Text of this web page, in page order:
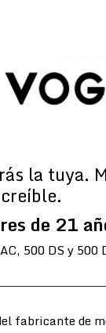
la tuya.
de 21
500 DS y 500
fabricante de